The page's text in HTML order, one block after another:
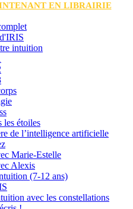
EN LIBRAIRIE
intuition
les étoiles
de l’intelligence artificielle
Marie-Estelle
Alexis
(7-12 ans)
avec les constellations